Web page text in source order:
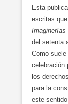
Esta
escritas
Imaginerías
del setenta
Como
celebración
los
para la
este